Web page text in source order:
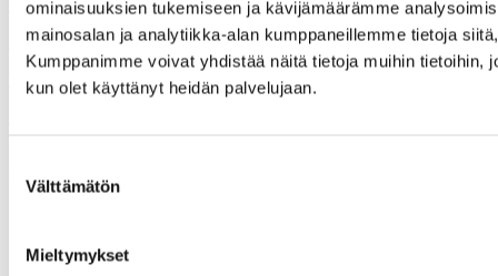
ominaisuuksien tukemiseen ja kävijämäärämme
mainosalan ja analytiikka-alan kumppaneillemme tietoja
Kumppanimme voivat yhdistää näitä tietoja muihin tietoihin,
kun olet käyttänyt heidän palvelujaan.
valinta
Välttämätön
Mieltymykset
Tukihenkilöiden tupa
Saavutettavuusseloste
Tilaa uutiskirjeemme